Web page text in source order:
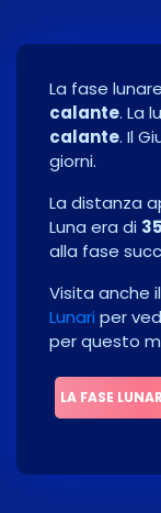
La fase
calante. La
calante. Il
giorni.
La distanza
Luna era di
alla fase
Visita anche il
Lunari per
per questo
LA FASE